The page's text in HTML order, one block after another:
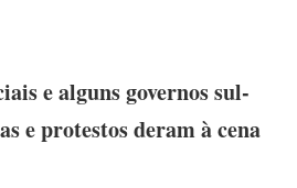
e alguns governos sul-
e protestos deram à cena